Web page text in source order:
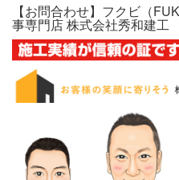
【お問合わせ】フクビ（
事専門店 株式会社秀和建工